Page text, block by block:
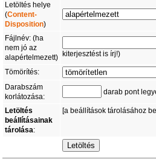
Letöltés helye
(Content-
Disposition)
Fájlnév: (ha
nem jó az
alapértelmezett)
kiterjesztést is írj!)
Tömörítés:
Darabszám
korlátozása:
darab pont
Letöltés
beállításainak
tárolása:
[a beállítások tárolásához